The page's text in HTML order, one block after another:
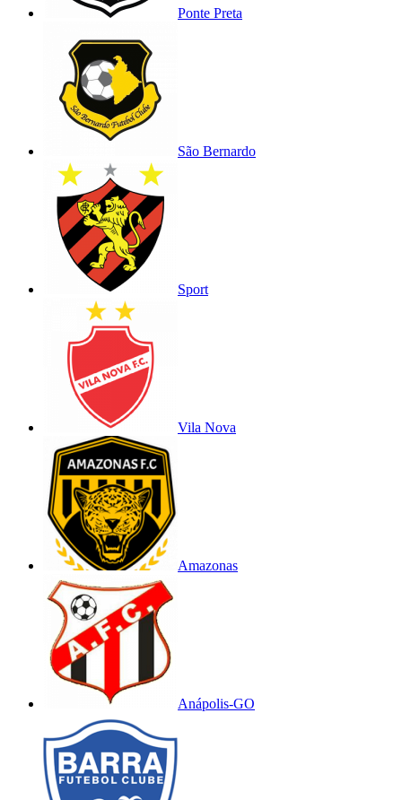
Ponte Preta
São Bernardo
Sport
Vila Nova
Amazonas
Anápolis-GO